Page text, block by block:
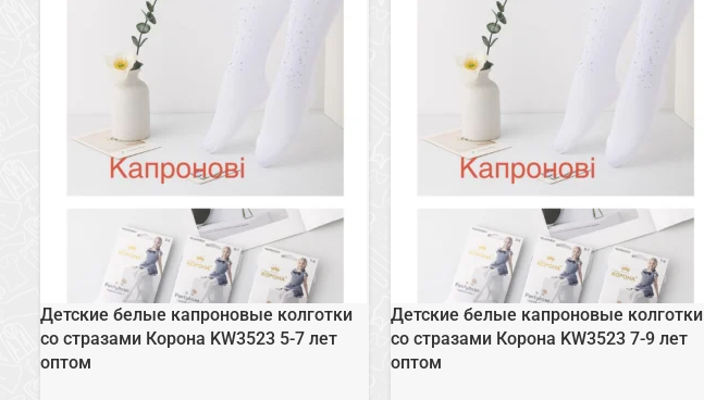
Детские белые капроновые колготки
со стразами Корона KW3523 5-7 лет
оптом
Детские белые капроновые колготки
со стразами Корона KW3523 7-9 лет
оптом